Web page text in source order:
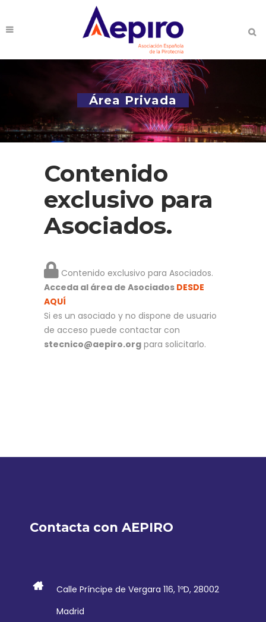
Área Privada
Contenido
exclusivo para
Asociados.
Contenido exclusivo para Asociados.
Acceda al área de Asociados DESDE
AQUÍ
Si es un asociado y no dispone de usuario
de acceso puede contactar con
stecnico@aepiro.org para solicitarlo.
Contacta con AEPIRO
Calle Príncipe de Vergara 116, 1ºD, 28002
Madrid